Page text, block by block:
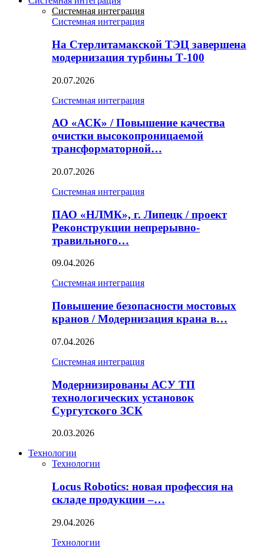
Системная интеграция
Системная интеграция
На Стерлитамакской ТЭЦ завершена
модернизация турбины Т-100
20.07.2026
Системная интеграция
АО «АСК» / Повышение качества
очистки высокопроницаемой
трансформаторной…
20.07.2026
Системная интеграция
ПАО «НЛМК», г. Липецк / проект
Реконструкции непрерывно-
травильного…
09.04.2026
Системная интеграция
Повышение безопасности мостовых
кранов / Модернизация крана в…
07.04.2026
Системная интеграция
Модернизированы АСУ ТП
технологических установок
Сургутского ЗСК
20.03.2026
Технологии
Технологии
Locus Robotics: новая профессия на
складе продукции –…
29.04.2026
Технологии